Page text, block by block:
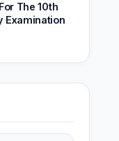
The 10th
Examination